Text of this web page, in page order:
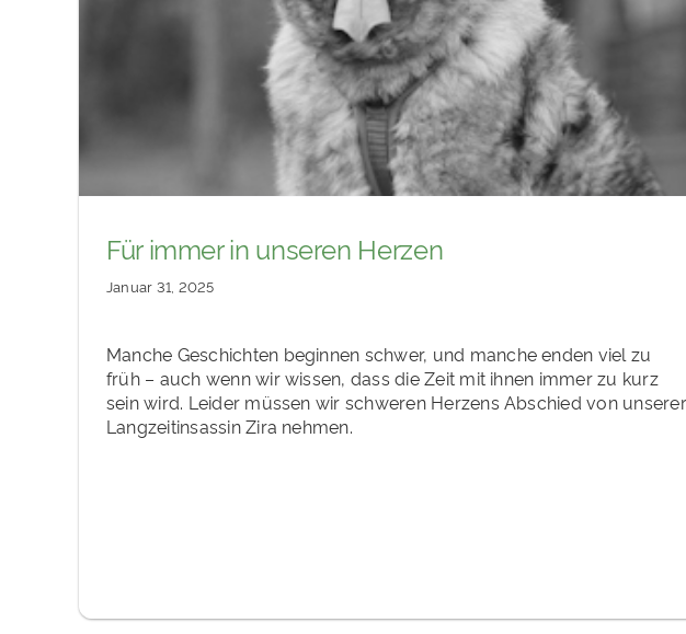
Für immer in unseren Herzen
Januar 31, 2025
Manche Geschichten beginnen schwer, und manche enden viel zu
früh – auch wenn wir wissen, dass die Zeit mit ihnen immer zu kurz
sein wird. Leider müssen wir schweren Herzens Abschied von unserer
Langzeitinsassin Zira nehmen.